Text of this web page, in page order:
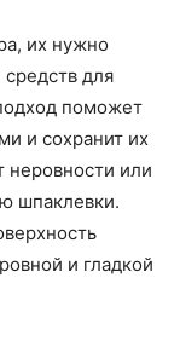
их нужно
для
поможет
и сохранит их
или
шпаклевки.
и гладкой